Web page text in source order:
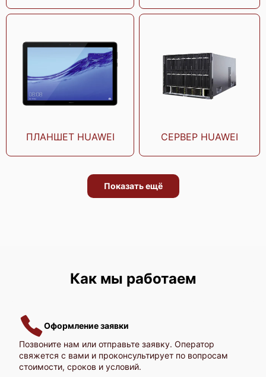
ПЛАНШЕТ HUAWEI СЕРВЕР HUAWEI
Показать ещё
Как мы работаем
Оформление заявки
Позвоните нам или отправьте заявку. Оператор
свяжется с вами и проконсультирует по вопросам
стоимости, сроков и условий.